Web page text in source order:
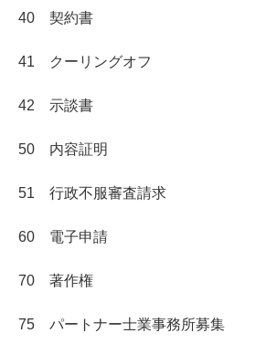
40 契約書
41 クーリングオフ
42 示談書
50 内容証明
51 行政不服審査請求
60 電子申請
70 著作権
75 パートナー士業事務所募集